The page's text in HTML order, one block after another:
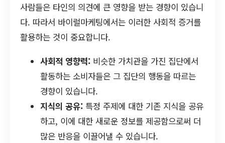
사람들은 타인의 의견에 큰 영향을 받는 경향이 있습니
다. 따라서 바이럴마케팅에서는 이러한 사회적 증거를
활용하는 것이 중요합니다.
사회적 영향력: 비슷한 가치관을 가진 집단에서
활동하는 소비자들은 그 집단의 행동을 따르는
경향이 있습니다.
지식의 공유: 특정 주제에 대한 기존 지식을 공유
하고, 이에 대한 새로운 정보를 제공함으로써 더
많은 반응을 이끌어낼 수 있습니다.